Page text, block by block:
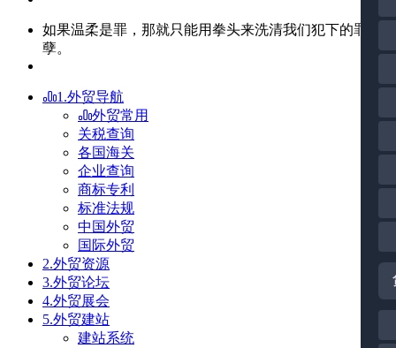
如果温柔是罪，那就只能用拳头来洗清我们犯下的罪
孽。
1.外贸导航
外贸常用
关税查询
各国海关
企业查询
商标专利
标准法规
中国外贸
国际外贸
2.外贸资源
3.外贸论坛
4.外贸展会
5.外贸建站
建站系统